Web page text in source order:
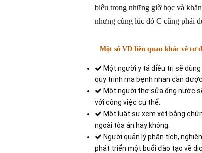
biểu trong những giờ học và
nhưng cùng lúc đó C cũng phải
Một số VD liên quan khác về tư
Một người y tá điều trị sẽ
quy trình mà bệnh nhân cần
Một người thợ sửa ống nước
với công việc cụ thể.
Một luật sư xem xét bằng
ngoài tòa án hay không.
Người quản lý phân tích,
phát triển một buổi đào tạo về